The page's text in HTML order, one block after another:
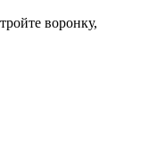
воронку,